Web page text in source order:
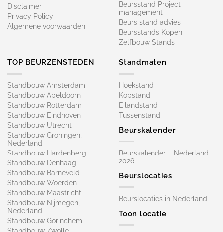
Disclaimer
Privacy Policy
Algemene voorwaarden
Beursstand Project
management
Beurs stand advies
Beursstands Kopen
Zelfbouw Stands
TOP BEURZENSTEDEN
Standbouw Amsterdam
Standbouw Apeldoorn
Standbouw Rotterdam
Standbouw Eindhoven
Standbouw Utrecht
Standbouw Groningen,
Nederland
Standbouw Hardenberg
Standbouw Denhaag
Standbouw Barneveld
Standbouw Woerden
Standbouw Maastricht
Standbouw Nijmegen,
Nederland
Standbouw Gorinchem
Standbouw Zwolle
Standmaten
Hoekstand
Kopstand
Eilandstand
Tussenstand
Beurskalender
Beurskalender – Nederland
2026
Beurslocaties
Beurslocaties in Nederland
Toon locatie